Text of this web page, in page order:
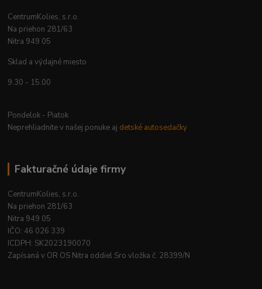
CentrumKolies, s.r.o.
Na priehon 281/63
Nitra 949 05
Sklad a výdajné miesto
9.30 - 15.00
Pondelok - Piatok
Neprehliadnite v našej ponuke aj detské autosedačky
Fakturačné údaje firmy
CentrumKolies, s.r.o.
Na priehon 281/63
Nitra 949 05
IČO: 46 026 339
ICDPH: SK2023190070
Zapísaná v OR OS Nitra oddiel Sro vložka č. 28399/N